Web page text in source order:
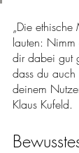
„Die
lauten:
dir dabei gut
dass du
deinem
Klaus Kufeld.